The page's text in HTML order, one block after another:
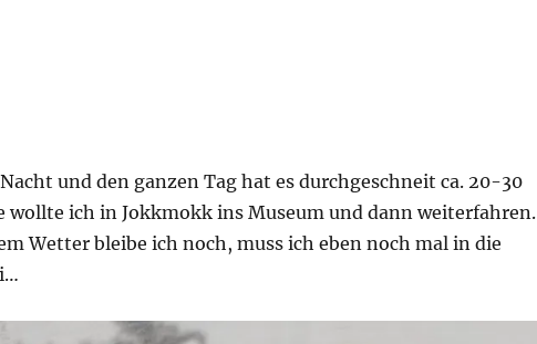
und den ganzen Tag hat es durchgeschneit ca. 20-30
wollte ich in Jokkmokk ins Museum und dann weiterfahren.
Wetter bleibe ich noch, muss ich eben noch mal in die